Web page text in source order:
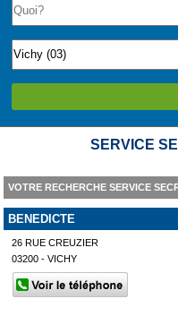
SERVICE
VOTRE RECHERCHE SERVICE
BENEDICTE
26 RUE CREUZIER
03200 - VICHY